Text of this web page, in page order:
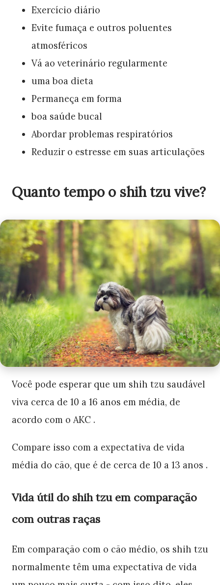
Exercício diário
Evite fumaça e outros poluentes
atmosféricos
Vá ao veterinário regularmente
uma boa dieta
Permaneça em forma
boa saúde bucal
Abordar problemas respiratórios
Reduzir o estresse em suas articulações
Quanto tempo o shih tzu vive?
Você pode esperar que um shih tzu saudável
viva cerca de 10 a 16 anos em média, de
acordo com o AKC .
Compare isso com a expectativa de vida
média do cão, que é de cerca de 10 a 13 anos .
Vida útil do shih tzu em comparação
com outras raças
Em comparação com o cão médio, os shih tzu
normalmente têm uma expectativa de vida